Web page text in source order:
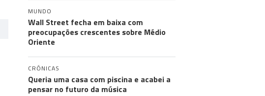
MUNDO
Wall Street fecha em baixa com
preocupações crescentes sobre Médio
Oriente
CRÓNICAS
Queria uma casa com piscina e acabei a
pensar no futuro da música